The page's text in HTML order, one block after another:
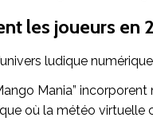
les joueurs en
ludique
Mania”
où la météo